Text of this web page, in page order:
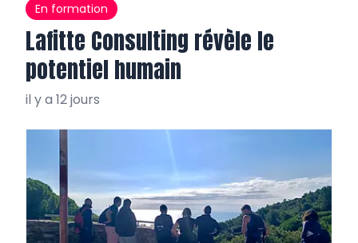
En formation
Lafitte Consulting révèle le
potentiel humain
il y a 12 jours